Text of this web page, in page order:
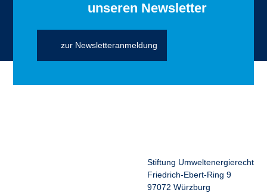
unseren Newsletter
zur Newsletteranmeldung
Stiftung Umweltenergierecht
Friedrich-Ebert-Ring 9
97072 Würzburg